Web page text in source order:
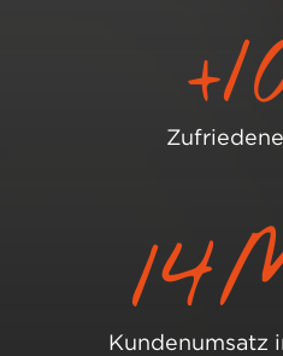
+
14
Kundenumsatz